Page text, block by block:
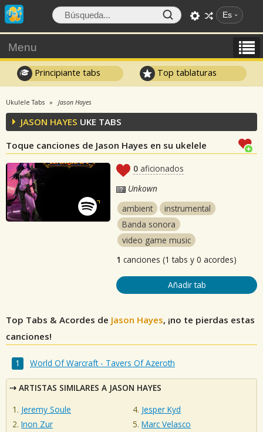
Es
Menu
Principiante tabs Top tablaturas
Ukulele Tabs Jason Hayes
JASON HAYES UKE TABS
Toque canciones de Jason Hayes en su ukelele
0 aficionados
Unkown
ambient
instrumental
Banda sonora
video game music
1 canciones (1 tabs y 0 acordes)
Añadir tab
Top Tabs & Acordes de Jason Hayes, ¡no te pierdas estas
canciones!
World Of Warcraft - Tavers Of Azeroth
ARTISTAS SIMILARES A JASON HAYES
Jeremy Soule
Inon Zur
Jesper Kyd
Marc Velasco